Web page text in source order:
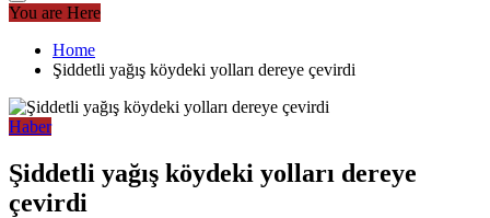
You are Here
Home
Şiddetli yağış köydeki yolları dereye çevirdi
Haber
Şiddetli yağış köydeki yolları dereye
çevirdi